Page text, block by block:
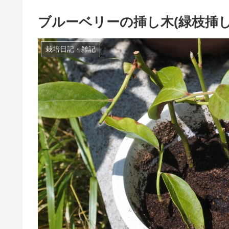
ブルーベリーの挿し木(緑枝挿
栽培日記・雑記